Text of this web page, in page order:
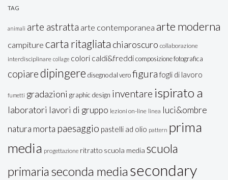
TAG
animali arte astratta arte contemporanea arte moderna
campiture carta ritagliata chiaroscuro collaborazione
interdisciplinare collage colori caldi&freddicomposizione fotografica
copiaredipingere disegno dal verofigura fogli di lavoro
fumetti gradazioni graphic design inventare ispirato a
laboratori lavori di gruppo lezioni on-line linea luci&ombre
natura morta paesaggio pastelli ad olio pattern prima
media progettazione ritratto scuola media scuola
primaria seconda media secondary